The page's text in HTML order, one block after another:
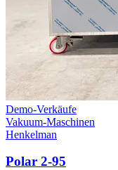
Demo-Verkäufe
Vakuum-Maschinen
Henkelman
Polar 2-95